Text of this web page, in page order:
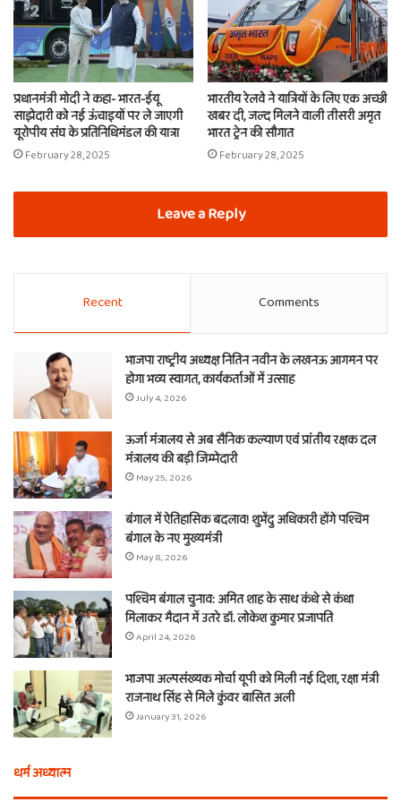
प्रधानमंत्री मोदी ने कहा- भारत-ईयू
साझेदारी को नई ऊंचाइयों पर ले जाएगी
यूरोपीय संघ के प्रतिनिधिमंडल की यात्रा
February 28, 2025
भारतीय रेलवे ने यात्रियों के लिए एक अच्छी
खबर दी, जल्द मिलने वाली तीसरी अमृत
भारत ट्रेन की सौगात
February 28, 2025
Leave a Reply
Recent Comments
भाजपा राष्ट्रीय अध्यक्ष नितिन नवीन के लखनऊ आगमन पर
होगा भव्य स्वागत, कार्यकर्ताओं में उत्साह
July 4, 2026
ऊर्जा मंत्रालय से अब सैनिक कल्याण एवं प्रांतीय रक्षक दल
मंत्रालय की बड़ी जिम्मेदारी
May 25, 2026
बंगाल में ऐतिहासिक बदलाव! शुभेंदु अधिकारी होंगे पश्चिम
बंगाल के नए मुख्यमंत्री
May 8, 2026
पश्चिम बंगाल चुनाव: अमित शाह के साथ कंधे से कंधा
मिलाकर मैदान में उतरे डॉ. लोकेश कुमार प्रजापति
April 24, 2026
भाजपा अल्पसंख्यक मोर्चा यूपी को मिली नई दिशा, रक्षा मंत्री
राजनाथ सिंह से मिले कुंवर बासित अली
January 31, 2026
धर्म अध्यात्म